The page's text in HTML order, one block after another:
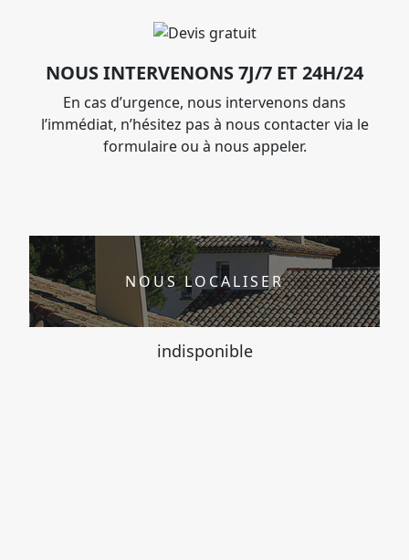
NOUS INTERVENONS 7J/7 ET 24H/24
En cas d’urgence, nous intervenons dans
l’immédiat, n’hésitez pas à nous contacter via le
formulaire ou à nous appeler.
NOUS LOCALISER
indisponible